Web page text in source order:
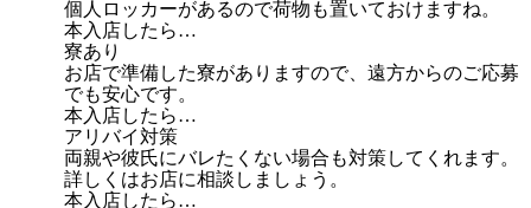
個人ロッカーがあるので荷物も置いておけますね。
本入店したら…
寮あり
お店で準備した寮がありますので、遠方からのご応募
でも安心です。
本入店したら…
アリバイ対策
両親や彼氏にバレたくない場合も対策してくれます。
詳しくはお店に相談しましょう。
本入店したら…